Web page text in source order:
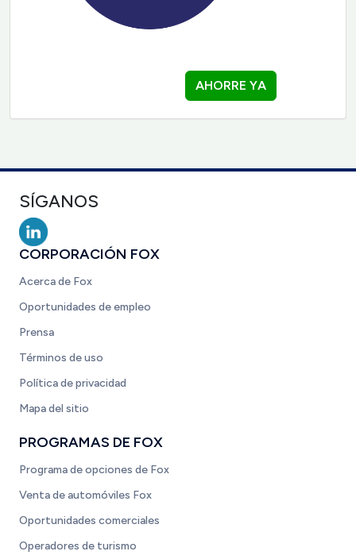
AHORRE YA
SÍGANOS
CORPORACIÓN FOX
Acerca de Fox
Oportunidades de empleo
Prensa
Términos de uso
Política de privacidad
Mapa del sitio
PROGRAMAS DE FOX
Programa de opciones de Fox
Venta de automóviles Fox
Oportunidades comerciales
Operadores de turismo